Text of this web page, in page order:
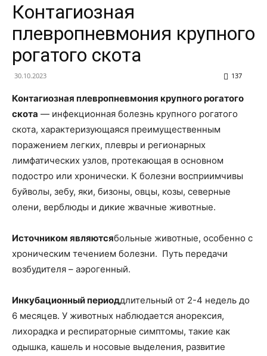
Контагиозная
плевропневмония крупного
рогатого скота
30.10.2023 137
Контагиозная плевропневмония крупного рогатого
скота — инфекционная болезнь крупного рогатого
скота, характеризующаяся преимущественным
поражением легких, плевры и регионарных
лимфатических узлов, протекающая в основном
подостро или хронически. К болезни восприимчивы
буйволы, зебу, яки, бизоны, овцы, козы, северные
олени, верблюды и дикие жвачные животные.
Источником являютсябольные животные, особенно с
хроническим течением болезни. Путь передачи
возбудителя – аэрогенный.
Инкубационный периоддлительный от 2-4 недель до
6 месяцев. У животных наблюдается анорексия,
лихорадка и респираторные симптомы, такие как
одышка, кашель и носовые выделения, развитие